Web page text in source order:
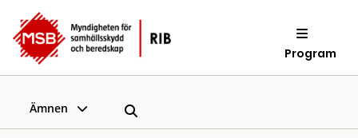
Program
Ämnen